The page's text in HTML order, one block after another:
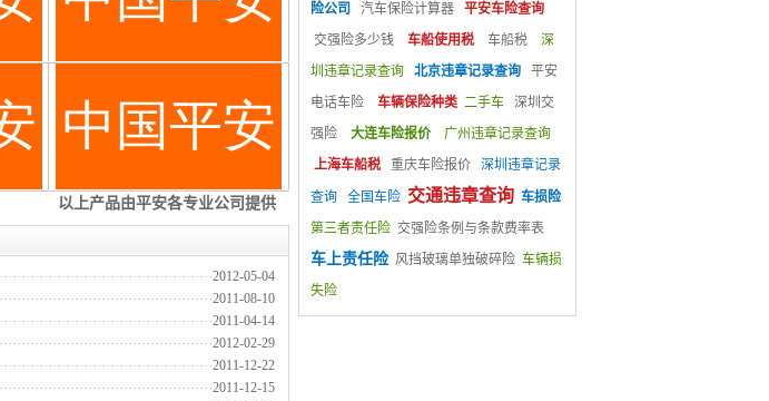
险公司
汽车保险计算器
平安车险查询
交强险多少钱
车船使用税 车船税
深
圳违章记录查询
北京违章记录查询
平安
电话车险
车辆保险种类 二手车
深圳交
强险
大连车险报价
广州违章记录查询
上海车船税
重庆车险报价 深圳违章记录
查询 全国车险 交通违章查询 车损险
第三者责任险 交强险条例与条款费率表
车上责任险 风挡玻璃单独破碎险 车辆损
失险
2012-05-04
2011-08-10
2011-04-14
2012-02-29
2011-12-22
2011-12-15